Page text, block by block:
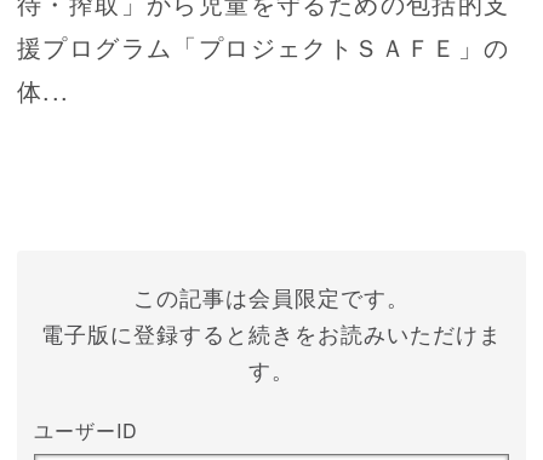
援プログラム「プロジェクトＳＡＦＥ」の
体...
この記事は会員限定です。
電子版に登録すると続きをお読みいただけま
す。
ユーザーID